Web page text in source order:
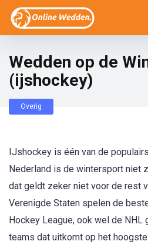
Wedden op de
(ijshockey)
Overig
IJshockey is één van de
Nederland is de wintersport niet
dat geldt zeker niet voor de rest
Verenigde Staten spelen de
Hockey League, ook wel de NHL
teams dat uitkomt op het